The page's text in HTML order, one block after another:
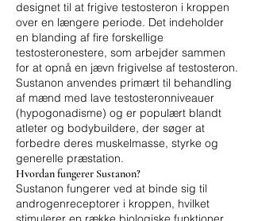
designet til at frigive testosteron i kroppen
over en længere periode. Det indeholder
en blanding af fire forskellige
testosteronestere, som arbejder sammen
for at opnå en jævn frigivelse af testosteron.
Sustanon anvendes primært til behandling
af mænd med lave testosteronniveauer
(hypogonadisme) og er populært blandt
atleter og bodybuildere, der søger at
forbedre deres muskelmasse, styrke og
generelle præstation.
Hvordan fungerer Sustanon?
Sustanon fungerer ved at binde sig til
androgenreceptorer i kroppen, hvilket